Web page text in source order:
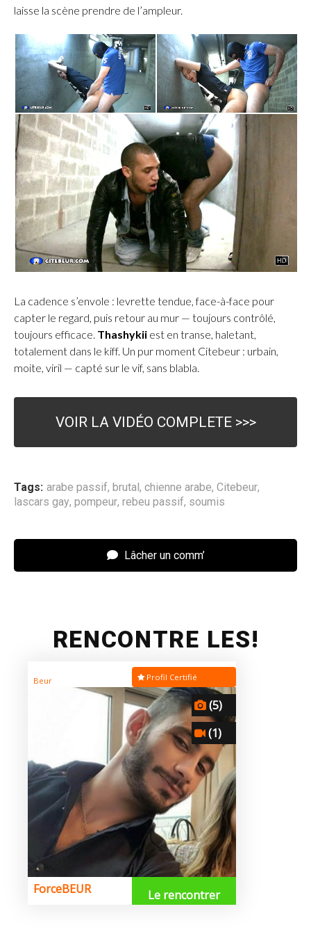
laisse la scène prendre de l’ampleur.
La cadence s’envole : levrette tendue, face-à-face pour
capter le regard, puis retour au mur — toujours contrôlé,
toujours efficace. Thashykii est en transe, haletant,
totalement dans le kiff. Un pur moment Citebeur : urbain,
moite, viril — capté sur le vif, sans blabla.
VOIR LA VIDÉO COMPLETE >>>
Tags: arabe passif, brutal, chienne arabe, Citebeur,
lascars gay, pompeur, rebeu passif, soumis
Lâcher un comm’
RENCONTRE LES!